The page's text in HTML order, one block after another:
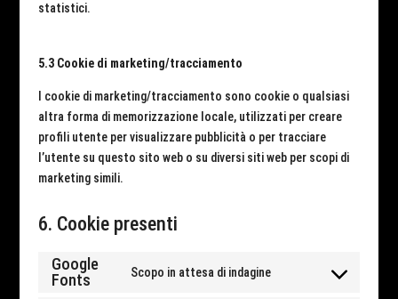
statistici.
5.3 Cookie di marketing/tracciamento
I cookie di marketing/tracciamento sono cookie o qualsiasi
altra forma di memorizzazione locale, utilizzati per creare
profili utente per visualizzare pubblicità o per tracciare
l’utente su questo sito web o su diversi siti web per scopi di
marketing simili.
6. Cookie presenti
Google
Fonts
Scopo in attesa di indagine